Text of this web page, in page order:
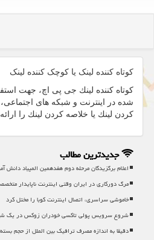
کوتاه کننده لینک یا کوچک کننده لینک
كوتاه كننده لینك جی پی اچ، جهت
شده در اینترنت و شبكه های
كردن لینك یا خلاصه كردن لینك را
جدیدترین مطالب
اعلام برگزیدگان مرحله دوم هفدهمین المپیاد دانش
مرگ دورکاری در ایران وقتی اینترنت ناپایدار
خاموشی سراسری، اتصال اینترنت کوبا را مختل کرد
شروع سرویس پولی تاکسی خودران زوکس در یک
دقیقا به اندازه مصرف ترافیک بین الملل از حجم